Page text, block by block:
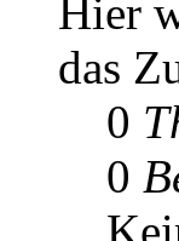
Hier
das
0
0